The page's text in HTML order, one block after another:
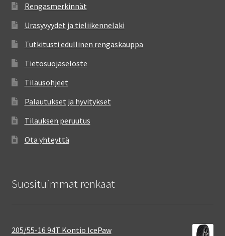
Rengasmerkinnät
Urasyvyydet ja tieliikennelaki
Tutkitusti edullinen rengaskauppa
Tietosuojaseloste
Tilausohjeet
Palautukset ja hyvitykset
Tilauksen peruutus
Ota yhteyttä
Suosituimmat renkaat
205/55-16 94T Kontio IcePaw